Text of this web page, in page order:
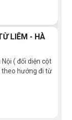
LIÊM - HÀ
( đối diện cột
theo hướng đi từ